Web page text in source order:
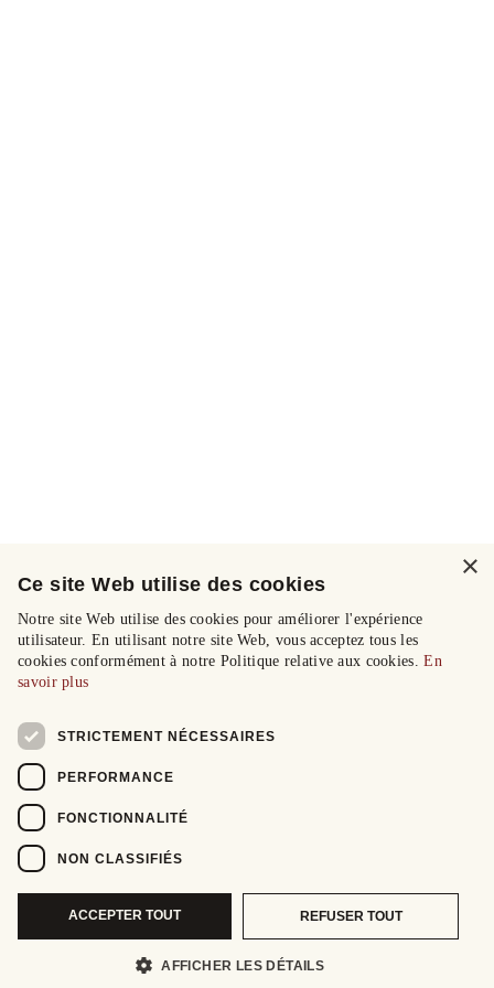
×
Ce site Web utilise des cookies
Notre site Web utilise des cookies pour améliorer l'expérience
utilisateur. En utilisant notre site Web, vous acceptez tous les
cookies conformément à notre Politique relative aux cookies.En
savoir plus
STRICTEMENT NÉCESSAIRES
PERFORMANCE
FONCTIONNALITÉ
NON CLASSIFIÉS
ACCEPTER TOUT REFUSER TOUT
AFFICHER LES DÉTAILS